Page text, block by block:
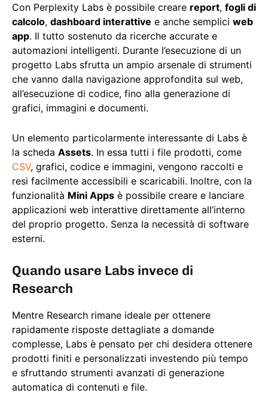
Con Perplexity Labs è possibile creare report, fogli di
calcolo, dashboard interattive e anche semplici web
app. Il tutto sostenuto da ricerche accurate e
automazioni intelligenti. Durante l’esecuzione di un
progetto Labs sfrutta un ampio arsenale di strumenti
che vanno dalla navigazione approfondita sul web,
all’esecuzione di codice, fino alla generazione di
grafici, immagini e documenti.
Un elemento particolarmente interessante di Labs è
la scheda Assets. In essa tutti i file prodotti, come
CSV, grafici, codice e immagini, vengono raccolti e
resi facilmente accessibili e scaricabili. Inoltre, con la
funzionalità Mini Apps è possibile creare e lanciare
applicazioni web interattive direttamente all’interno
del proprio progetto. Senza la necessità di software
esterni.
Quando usare Labs invece di
Research
Mentre Research rimane ideale per ottenere
rapidamente risposte dettagliate a domande
complesse, Labs è pensato per chi desidera ottenere
prodotti finiti e personalizzati investendo più tempo
e sfruttando strumenti avanzati di generazione
automatica di contenuti e file.